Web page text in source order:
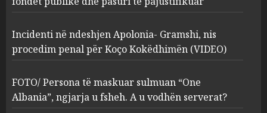
2 MARCH 27, 2025
3
FOTO/ Persona të maskuar
sulmuan “One Albania”,
ngjarja u fsheh. A u vodhën
serverat?
MARCH 25, 2025
Incidenti në ndeshjen Apolonia- Gramshi, nis
procedim penal për Koço Kokëdhimën (VIDEO)
FOTO/ Persona të maskuar sulmuan “One
Albania”, ngjarja u fsheh. A u vodhën serverat?